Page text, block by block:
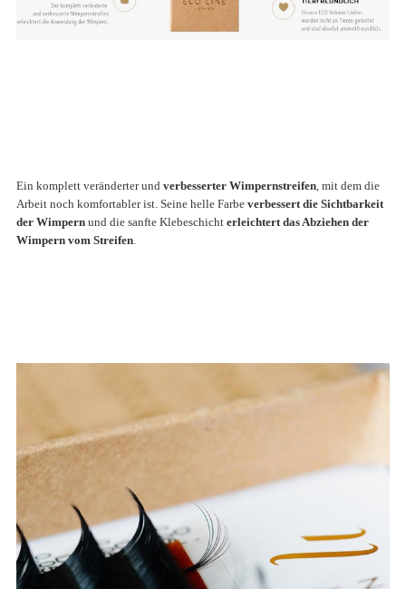
Ein komplett veränderter und verbesserter Wimpernstreifen, mit dem die
Arbeit noch komfortabler ist. Seine helle Farbe verbessert die Sichtbarkeit
der Wimpern und die sanfte Klebeschicht erleichtert das Abziehen der
Wimpern vom Streifen.